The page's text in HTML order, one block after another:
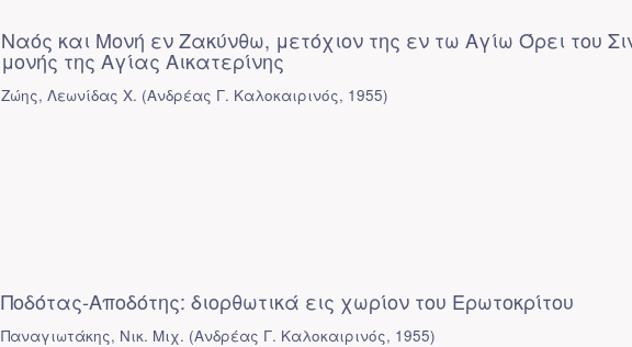
Ναός και Μονή εν Ζακύνθω, μετόχιον της εν τω Αγίω Όρει του
μονής της Αγίας Αικατερίνης
Ζώης, Λεωνίδας Χ. (Ανδρέας Γ. Καλοκαιρινός, 1955)
Ποδότας-Αποδότης: διορθωτικά εις χωρίον του Ερωτοκρίτου
Παναγιωτάκης, Νικ. Μιχ. (Ανδρέας Γ. Καλοκαιρινός, 1955)